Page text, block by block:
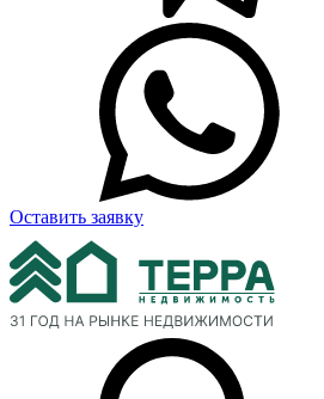
Оставить заявку